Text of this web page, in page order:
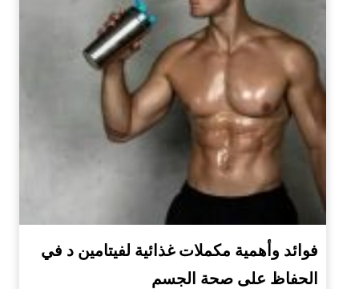
فوائد وأهمية مكملات غذائية لفيتامين د في
الحفاظ على صحة الجسم